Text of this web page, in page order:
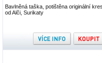
Bavlněná taška, potištěna originální
od Alči, Surikaty